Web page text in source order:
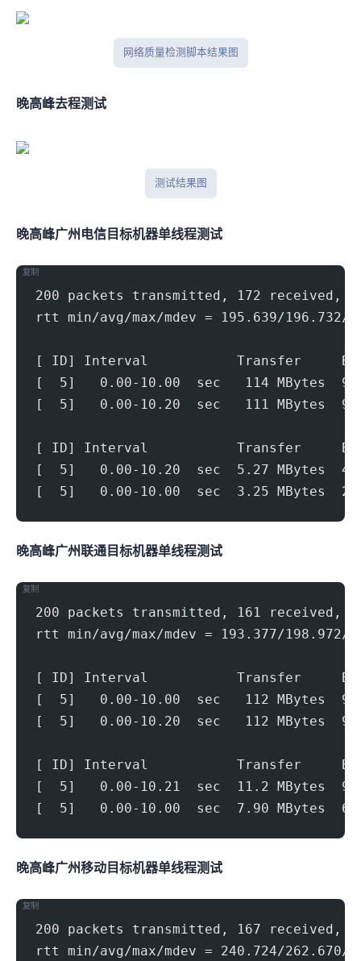
网络质量检测脚本结果图
晚高峰ITDOG去程测试
ITDOG 测试结果图
晚高峰广州电信(500Mbps)目标机器 IPERF3单线程测试
200 packets transmitted, 172 received,
rtt min/avg/max/mdev = 195.639/196.732/
[ ID] Interval           Transfer
[  5]   0.00-10.00  sec   114 MBytes
[  5]   0.00-10.20  sec   111 MBytes
[ ID] Interval           Transfer
[  5]   0.00-10.20  sec  5.27 MBytes
[  5]   0.00-10.00  sec  3.25 MBytes
复制
晚高峰广州联通(500Mbps)目标机器 IPERF3单线程测试
200 packets transmitted, 161 received,
rtt min/avg/max/mdev = 193.377/198.972/
[ ID] Interval           Transfer
[  5]   0.00-10.00  sec   112 MBytes
[  5]   0.00-10.20  sec   112 MBytes
[ ID] Interval           Transfer
[  5]   0.00-10.21  sec  11.2 MBytes
[  5]   0.00-10.00  sec  7.90 MBytes
复制
晚高峰广州移动(500Mbps)目标机器 IPERF3单线程测试
200 packets transmitted, 167 received,
rtt min/avg/max/mdev = 240.724/262.670/
复制